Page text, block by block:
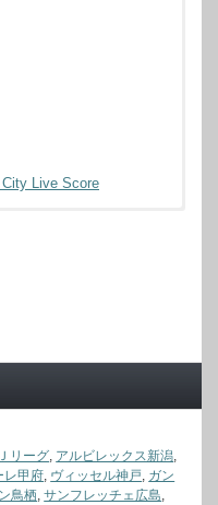
Live Score
Ｊリーグ アルビレックス新潟
レ甲府 ヴィッセル神戸 ガン
鳥栖 ,サンフレッチェ広島